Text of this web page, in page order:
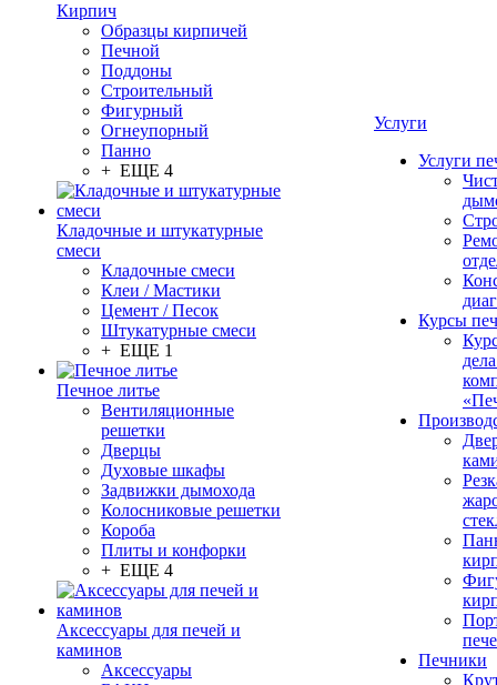
Кирпич
Образцы кирпичей
Печной
Поддоны
Строительный
Фигурный
Огнеупорный
Панно
+ ЕЩЕ 4
Кладочные и штукатурные
смеси
Кладочные смеси
Клеи / Мастики
Цемент / Песок
Штукатурные смеси
+ ЕЩЕ 1
Печное литье
Вентиляционные
решетки
Дверцы
Духовые шкафы
Задвижки дымохода
Колосниковые решетки
Короба
Плиты и конфорки
+ ЕЩЕ 4
Аксессуары для печей и
каминов
Аксессуары
Услуги
Услуги
Курсы
Печники